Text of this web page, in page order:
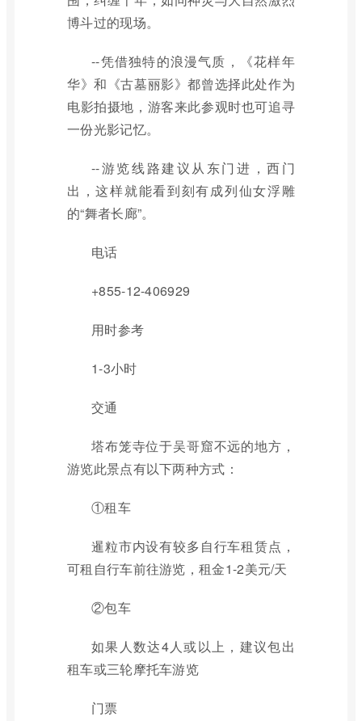
博斗过的现场。
--凭借独特的浪漫气质，《花样年
华》和《古墓丽影》都曾选择此处作为
电影拍摄地，游客来此参观时也可追寻
一份光影记忆。
--游览线路建议从东门进，西门
出，这样就能看到刻有成列仙女浮雕
的“舞者长廊”。
电话
+855-12-406929
用时参考
1-3小时
交通
塔布笼寺位于吴哥窟不远的地方，
游览此景点有以下两种方式：
①租车
暹粒市内设有较多自行车租赁点，
可租自行车前往游览，租金1-2美元/天
②包车
如果人数达4人或以上，建议包出
租车或三轮摩托车游览
门票